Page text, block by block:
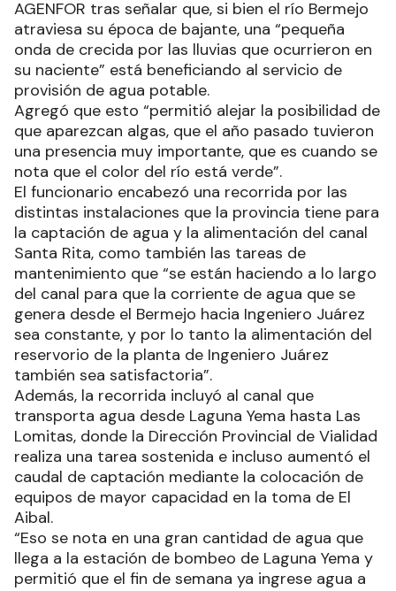
AGENFOR tras señalar que, si bien el río Bermejo
atraviesa su época de bajante, una “pequeña
onda de crecida por las lluvias que ocurrieron en
su naciente” está beneficiando al servicio de
provisión de agua potable.
Agregó que esto “permitió alejar la posibilidad de
que aparezcan algas, que el año pasado tuvieron
una presencia muy importante, que es cuando se
nota que el color del río está verde”.
El funcionario encabezó una recorrida por las
distintas instalaciones que la provincia tiene para
la captación de agua y la alimentación del canal
Santa Rita, como también las tareas de
mantenimiento que “se están haciendo a lo largo
del canal para que la corriente de agua que se
genera desde el Bermejo hacia Ingeniero Juárez
sea constante, y por lo tanto la alimentación del
reservorio de la planta de Ingeniero Juárez
también sea satisfactoria”.
Además, la recorrida incluyó al canal que
transporta agua desde Laguna Yema hasta Las
Lomitas, donde la Dirección Provincial de Vialidad
realiza una tarea sostenida e incluso aumentó el
caudal de captación mediante la colocación de
equipos de mayor capacidad en la toma de El
Aibal.
“Eso se nota en una gran cantidad de agua que
llega a la estación de bombeo de Laguna Yema y
permitió que el fin de semana ya ingrese agua a